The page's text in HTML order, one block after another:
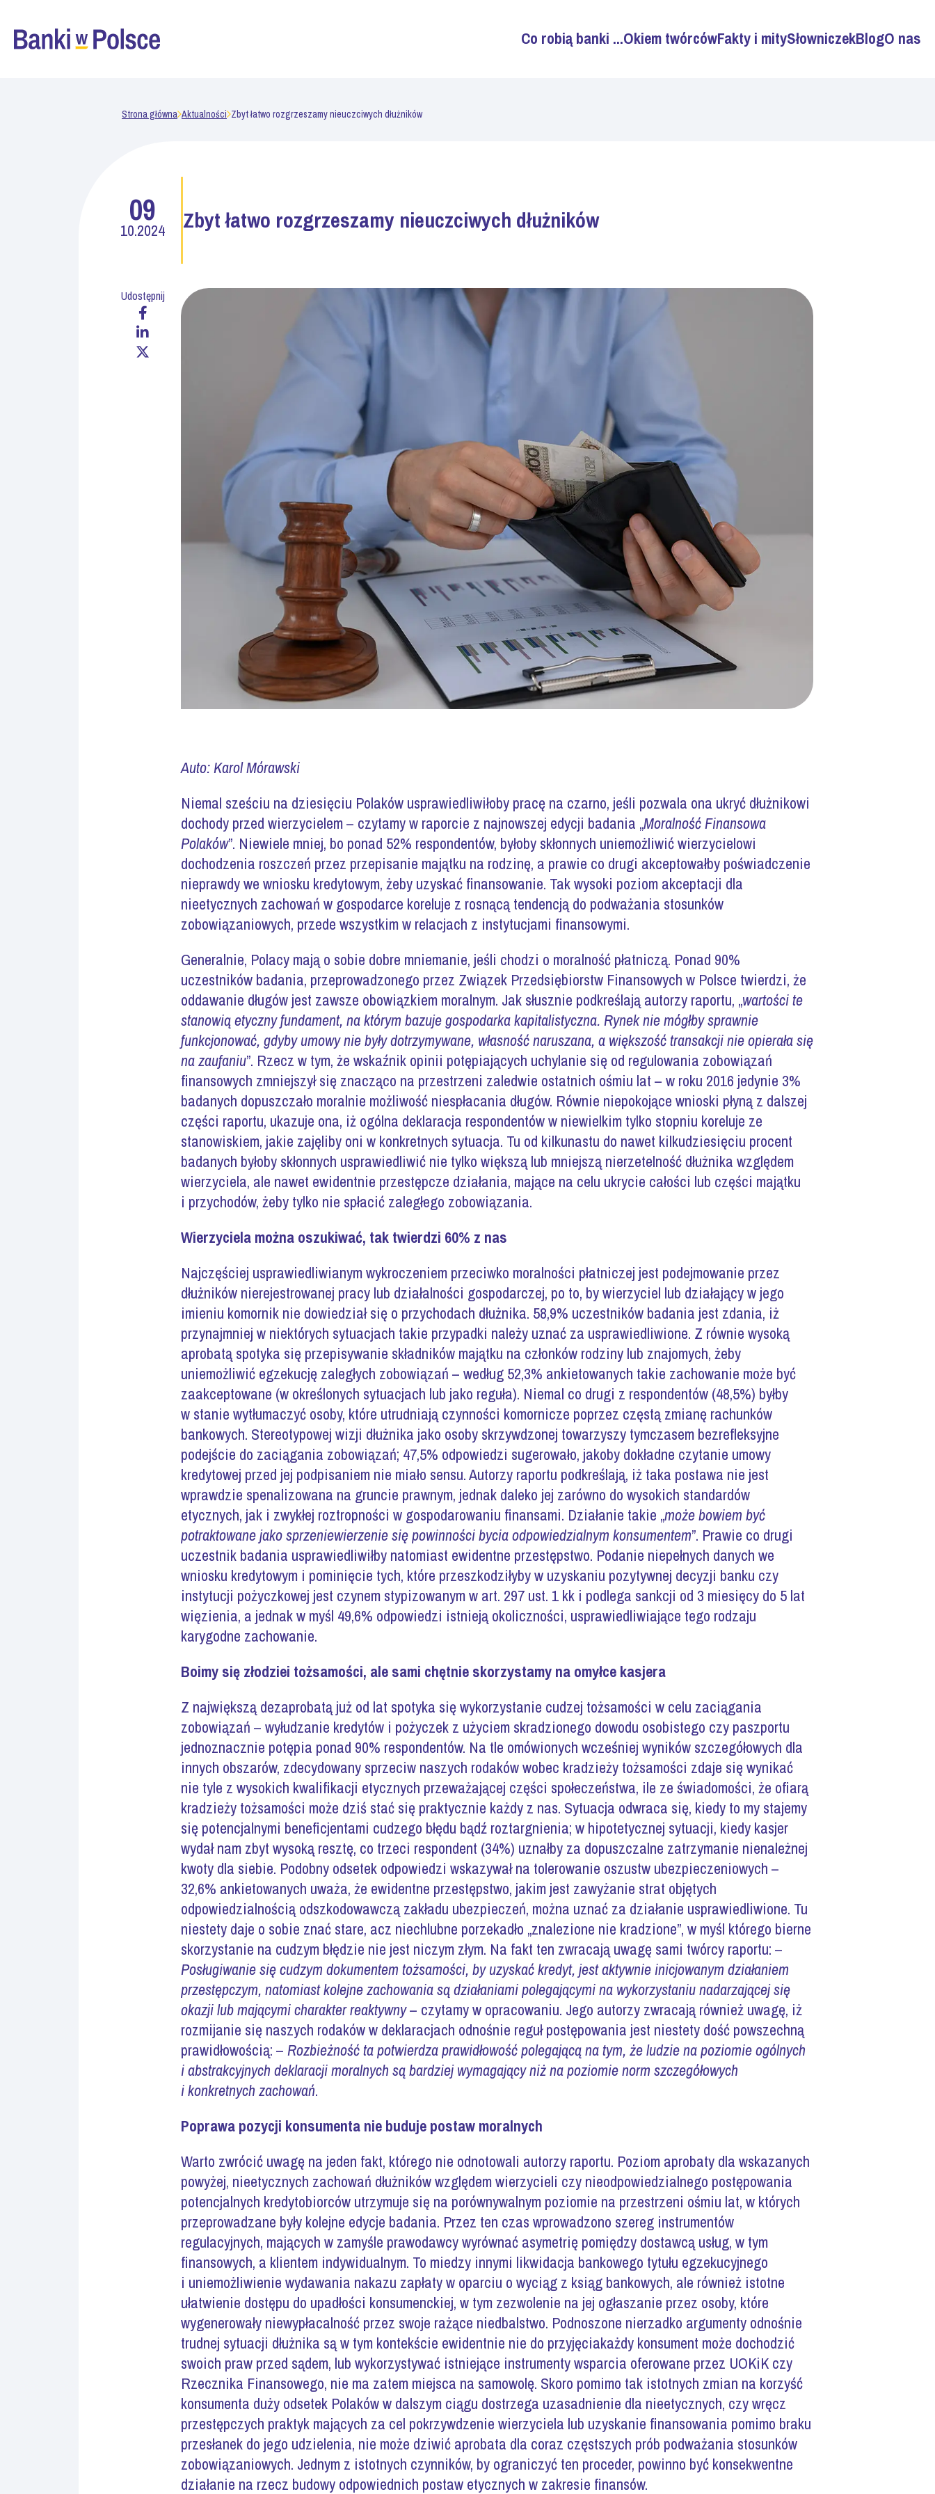
Co robią banki ...Okiem twórcówFakty i mitySłowniczekBlogO nas
Strona główna Aktualności Zbyt łatwo rozgrzeszamy nieuczciwych dłużników
09
10.2024 Zbyt łatwo rozgrzeszamy nieuczciwych dłużników
Udostępnij
Auto: Karol Mórawski
Niemal sześciu na dziesięciu Polaków usprawiedliwiłoby pracę na czarno, jeśli pozwala ona ukryć dłużnikowi
dochody przed wierzycielem – czytamy w raporcie z najnowszej edycji badania „Moralność Finansowa
Polaków”. Niewiele mniej, bo ponad 52% respondentów, byłoby skłonnych uniemożliwić wierzycielowi
dochodzenia roszczeń przez przepisanie majątku na rodzinę, a prawie co drugi akceptowałby poświadczenie
nieprawdy we wniosku kredytowym, żeby uzyskać finansowanie. Tak wysoki poziom akceptacji dla
nieetycznych zachowań w gospodarce koreluje z rosnącą tendencją do podważania stosunków
zobowiązaniowych, przede wszystkim w relacjach z instytucjami finansowymi.
Generalnie, Polacy mają o sobie dobre mniemanie, jeśli chodzi o moralność płatniczą. Ponad 90%
uczestników badania, przeprowadzonego przez Związek Przedsiębiorstw Finansowych w Polsce twierdzi, że
oddawanie długów jest zawsze obowiązkiem moralnym. Jak słusznie podkreślają autorzy raportu, „wartości te
stanowią etyczny fundament, na którym bazuje gospodarka kapitalistyczna. Rynek nie mógłby sprawnie
funkcjonować, gdyby umowy nie były dotrzymywane, własność naruszana, a większość transakcji nie opierała się
na zaufaniu”. Rzecz w tym, że wskaźnik opinii potępiających uchylanie się od regulowania zobowiązań
finansowych zmniejszył się znacząco na przestrzeni zaledwie ostatnich ośmiu lat – w roku 2016 jedynie 3%
badanych dopuszczało moralnie możliwość niespłacania długów. Równie niepokojące wnioski płyną z dalszej
części raportu, ukazuje ona, iż ogólna deklaracja respondentów w niewielkim tylko stopniu koreluje ze
stanowiskiem, jakie zajęliby oni w konkretnych sytuacja. Tu od kilkunastu do nawet kilkudziesięciu procent
badanych byłoby skłonnych usprawiedliwić nie tylko większą lub mniejszą nierzetelność dłużnika względem
wierzyciela, ale nawet ewidentnie przestępcze działania, mające na celu ukrycie całości lub części majątku
i przychodów, żeby tylko nie spłacić zaległego zobowiązania.
Wierzyciela można oszukiwać, tak twierdzi 60% z nas
Najczęściej usprawiedliwianym wykroczeniem przeciwko moralności płatniczej jest podejmowanie przez
dłużników nierejestrowanej pracy lub działalności gospodarczej, po to, by wierzyciel lub działający w jego
imieniu komornik nie dowiedział się o przychodach dłużnika. 58,9% uczestników badania jest zdania, iż
przynajmniej w niektórych sytuacjach takie przypadki należy uznać za usprawiedliwione. Z równie wysoką
aprobatą spotyka się przepisywanie składników majątku na członków rodziny lub znajomych, żeby
uniemożliwić egzekucję zaległych zobowiązań – według 52,3% ankietowanych takie zachowanie może być
zaakceptowane (w określonych sytuacjach lub jako reguła). Niemal co drugi z respondentów (48,5%) byłby
w stanie wytłumaczyć osoby, które utrudniają czynności komornicze poprzez częstą zmianę rachunków
bankowych. Stereotypowej wizji dłużnika jako osoby skrzywdzonej towarzyszy tymczasem bezrefleksyjne
podejście do zaciągania zobowiązań; 47,5% odpowiedzi sugerowało, jakoby dokładne czytanie umowy
kredytowej przed jej podpisaniem nie miało sensu. Autorzy raportu podkreślają, iż taka postawa nie jest
wprawdzie spenalizowana na gruncie prawnym, jednak daleko jej zarówno do wysokich standardów
etycznych, jak i zwykłej roztropności w gospodarowaniu finansami. Działanie takie „może bowiem być
potraktowane jako sprzeniewierzenie się powinności bycia odpowiedzialnym konsumentem”. Prawie co drugi
uczestnik badania usprawiedliwiłby natomiast ewidentne przestępstwo. Podanie niepełnych danych we
wniosku kredytowym i pominięcie tych, które przeszkodziłyby w uzyskaniu pozytywnej decyzji banku czy
instytucji pożyczkowej jest czynem stypizowanym w art. 297 ust. 1 kk i podlega sankcji od 3 miesięcy do 5 lat
więzienia, a jednak w myśl 49,6% odpowiedzi istnieją okoliczności, usprawiedliwiające tego rodzaju
karygodne zachowanie.
Boimy się złodziei tożsamości, ale sami chętnie skorzystamy na omyłce kasjera
Z największą dezaprobatą już od lat spotyka się wykorzystanie cudzej tożsamości w celu zaciągania
zobowiązań – wyłudzanie kredytów i pożyczek z użyciem skradzionego dowodu osobistego czy paszportu
jednoznacznie potępia ponad 90% respondentów. Na tle omówionych wcześniej wyników szczegółowych dla
innych obszarów, zdecydowany sprzeciw naszych rodaków wobec kradzieży tożsamości zdaje się wynikać
nie tyle z wysokich kwalifikacji etycznych przeważającej części społeczeństwa, ile ze świadomości, że ofiarą
kradzieży tożsamości może dziś stać się praktycznie każdy z nas. Sytuacja odwraca się, kiedy to my stajemy
się potencjalnymi beneficjentami cudzego błędu bądź roztargnienia; w hipotetycznej sytuacji, kiedy kasjer
wydał nam zbyt wysoką resztę, co trzeci respondent (34%) uznałby za dopuszczalne zatrzymanie nienależnej
kwoty dla siebie. Podobny odsetek odpowiedzi wskazywał na tolerowanie oszustw ubezpieczeniowych –
32,6% ankietowanych uważa, że ewidentne przestępstwo, jakim jest zawyżanie strat objętych
odpowiedzialnością odszkodowawczą zakładu ubezpieczeń, można uznać za działanie usprawiedliwione. Tu
niestety daje o sobie znać stare, acz niechlubne porzekadło „znalezione nie kradzione”, w myśl którego bierne
skorzystanie na cudzym błędzie nie jest niczym złym. Na fakt ten zwracają uwagę sami twórcy raportu: –
Posługiwanie się cudzym dokumentem tożsamości, by uzyskać kredyt, jest aktywnie inicjowanym działaniem
przestępczym, natomiast kolejne zachowania są działaniami polegającymi na wykorzystaniu nadarzającej się
okazji lub mającymi charakter reaktywny– czytamy w opracowaniu. Jego autorzy zwracają również uwagę, iż
rozmijanie się naszych rodaków w deklaracjach odnośnie reguł postępowania jest niestety dość powszechną
prawidłowością: – Rozbieżność ta potwierdza prawidłowość polegającą na tym, że ludzie na poziomie ogólnych
i abstrakcyjnych deklaracji moralnych są bardziej wymagający niż na poziomie norm szczegółowych
i konkretnych zachowań.
Poprawa pozycji konsumenta nie buduje postaw moralnych
Warto zwrócić uwagę na jeden fakt, którego nie odnotowali autorzy raportu. Poziom aprobaty dla wskazanych
powyżej, nieetycznych zachowań dłużników względem wierzycieli czy nieodpowiedzialnego postępowania
potencjalnych kredytobiorców utrzymuje się na porównywalnym poziomie na przestrzeni ośmiu lat, w których
przeprowadzane były kolejne edycje badania. Przez ten czas wprowadzono szereg instrumentów
regulacyjnych, mających w zamyśle prawodawcy wyrównać asymetrię pomiędzy dostawcą usług, w tym
finansowych, a klientem indywidualnym. To miedzy innymi likwidacja bankowego tytułu egzekucyjnego
i uniemożliwienie wydawania nakazu zapłaty w oparciu o wyciąg z ksiąg bankowych, ale również istotne
ułatwienie dostępu do upadłości konsumenckiej, w tym zezwolenie na jej ogłaszanie przez osoby, które
wygenerowały niewypłacalność przez swoje rażące niedbalstwo. Podnoszone nierzadko argumenty odnośnie
trudnej sytuacji dłużnika są w tym kontekście ewidentnie nie do przyjęciakażdy konsument może dochodzić
swoich praw przed sądem, lub wykorzystywać istniejące instrumenty wsparcia oferowane przez UOKiK czy
Rzecznika Finansowego, nie ma zatem miejsca na samowolę. Skoro pomimo tak istotnych zmian na korzyść
konsumenta duży odsetek Polaków w dalszym ciągu dostrzega uzasadnienie dla nieetycznych, czy wręcz
przestępczych praktyk mających za cel pokrzywdzenie wierzyciela lub uzyskanie finansowania pomimo braku
przesłanek do jego udzielenia, nie może dziwić aprobata dla coraz częstszych prób podważania stosunków
zobowiązaniowych. Jednym z istotnych czynników, by ograniczyć ten proceder, powinno być konsekwentne
działanie na rzecz budowy odpowiednich postaw etycznych w zakresie finansów.